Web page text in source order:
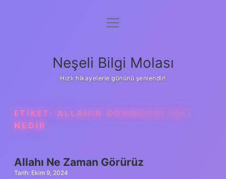
Anasayfa
Yasal Uyarı
menüyü
Neşeli Bilgi Molası
Hızlı hikayelerle gününü şenlendir!
ETIKET: ALLAHIN GÖRMEDIĞI ŞEY
NEDIR
Allahı Ne Zaman Görürüz
Tarih: Ekim 9, 2024